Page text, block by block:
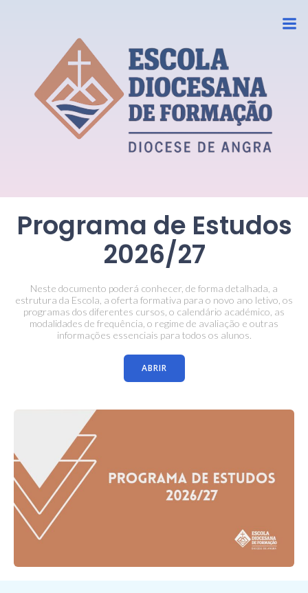
Programa de Estudos
2026/27
Neste documento poderá conhecer, de forma detalhada, a
estrutura da Escola, a oferta formativa para o novo ano letivo, os
programas dos diferentes cursos, o calendário académico, as
modalidades de frequência, o regime de avaliação e outras
informações essenciais para todos os alunos.
ABRIR